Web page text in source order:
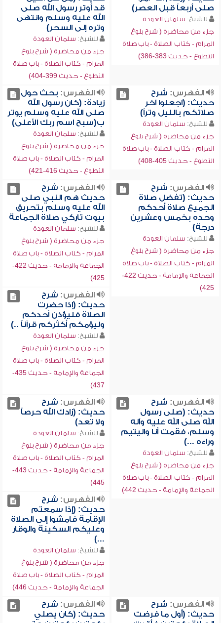
صلى أربعاً قبل العصر)
للشيخ: سلمان العودة
جزء من محاضرة ( شرح بلوغ
المرام - كتاب الصلاة - باب صلاة
التطوع - حديث 383-386)
قد أوتر رسول الله صلى
الله عليه وسلم وانتهى
وتره إلى السحر)
للشيخ: سلمان العودة
جزء من محاضرة ( شرح بلوغ
المرام - كتاب الصلاة - باب صلاة
التطوع - حديث 399-404)
الفهرس: شرح
حديث: (اجعلوا آخر
صلاتكم بالليل وتراً)
للشيخ: سلمان العودة
جزء من محاضرة ( شرح بلوغ
المرام - كتاب الصلاة - باب صلاة
التطوع - حديث 405-408)
الفهرس: بحث حول
زيادة: (كان رسول الله
صلى الله عليه وسلم يوتر
ب(سبح اسم ربك الأعلى)
للشيخ: سلمان العودة
جزء من محاضرة ( شرح بلوغ
المرام - كتاب الصلاة - باب صلاة
التطوع - حديث 416-421)
الفهرس: شرح
حديث: (تفضل صلاة
الجميع صلاة أحدكم
وحده بخمس وعشرين
درجة)
للشيخ: سلمان العودة
جزء من محاضرة ( شرح بلوغ
المرام - كتاب الصلاة - باب صلاة
الجماعة والإمامة - حديث 422-
425)
الفهرس: شرح
حديث هم النبي صلى
الله عليه وسلم بتحريق
بيوت تاركي صلاة الجماعة
للشيخ: سلمان العودة
جزء من محاضرة ( شرح بلوغ
المرام - كتاب الصلاة - باب صلاة
الجماعة والإمامة - حديث 422-
425)
الفهرس: شرح
حديث: (إذا حضرت
الصلاة فليؤذن أحدكم
وليؤمكم أكثركم قرآناً ..)
للشيخ: سلمان العودة
جزء من محاضرة ( شرح بلوغ
المرام - كتاب الصلاة - باب صلاة
الجماعة والإمامة - حديث 435-
437)
الفهرس: شرح
حديث: (صلى رسول
الله صلى الله عليه وآله
وسلم، فقمت أنا واليتيم
وراءه ...)
للشيخ: سلمان العودة
جزء من محاضرة ( شرح بلوغ
المرام - كتاب الصلاة - باب صلاة
الجماعة والإمامة - حديث 442)
الفهرس: شرح
حديث: (زادك الله حرصاً
ولا تعد)
للشيخ: سلمان العودة
جزء من محاضرة ( شرح بلوغ
المرام - كتاب الصلاة - باب صلاة
الجماعة والإمامة - حديث 443-
445)
الفهرس: شرح
حديث: (إذا سمعتم
الإقامة فامشوا إلى الصلاة
وعليكم السكينة والوقار
...)
للشيخ: سلمان العودة
جزء من محاضرة ( شرح بلوغ
المرام - كتاب الصلاة - باب صلاة
الجماعة والإمامة - حديث 446)
الفهرس: شرح
حديث: (أول ما فرضت
الفهرس: شرح
حديث: (كان يصلي